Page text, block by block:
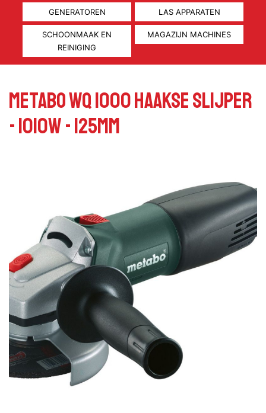
GENERATOREN LAS APPARATEN
SCHOONMAAK EN
REINIGING
MAGAZIJN MACHINES
Metabo WQ 1000 Haakse slijper
- 1010W - 125mm